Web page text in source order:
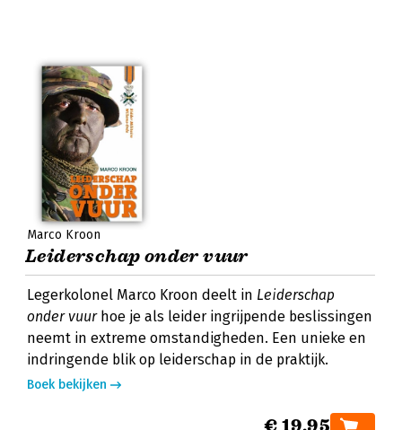
Marco Kroon
Leiderschap onder vuur
Legerkolonel Marco Kroon deelt in Leiderschap
onder vuurhoe je als leider ingrijpende beslissingen
neemt in extreme omstandigheden. Een unieke en
indringende blik op leiderschap in de praktijk.
Boek bekijken